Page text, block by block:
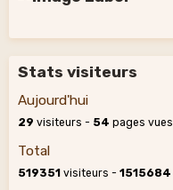
Stats visiteurs
Aujourd'hui
29 visiteurs - 54 pages vues
Total
519351 visiteurs - 1515684